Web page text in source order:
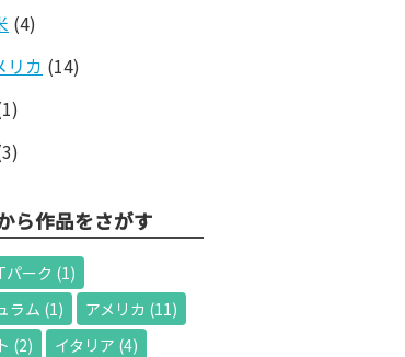
(4)
リカ (14)
ら作品をさがす
ーク (1)
ラム (1) アメリカ (11)
(2) イタリア (4)